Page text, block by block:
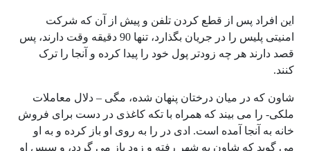
این افراد پس از قطع کردن تلفن و پیش از آن که شرکت
امنیتی پلیس را در جریان بگذارد، تنها 90 دقیقه وقت دارند، پس
قصد دارند هر چه زودتر پول خود را پیدا کرده و آنجا را ترک
کنند.
شاون که در میان درختان پنهان شده، مگی – دلال معاملات
ملکی- را می بیند که همراه با تکه کاغذی در دست برای فروش
خانه به آنجا آمده است. ادی در را به روی او باز کرده و به او
می گوید که شاون به شهر رفته و زود باز می گردد، و سپس او